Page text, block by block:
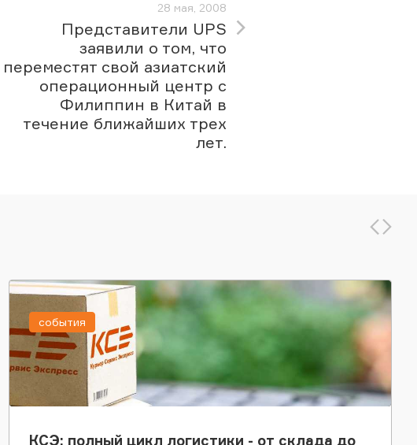
28 мая, 2008
Представители UPS
заявили о том, что
переместят свой азиатский
операционный центр с
Филиппин в Китай в
течение ближайших трех
лет.
КСЭ: полный цикл логистики - от склада до
события